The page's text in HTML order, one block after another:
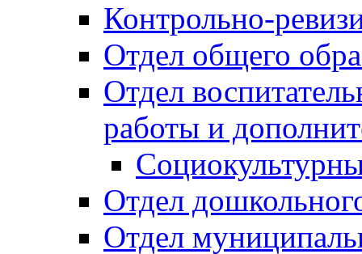
Контрольно-
Отдел общего
Отдел
работы и
Отдел
Отдел